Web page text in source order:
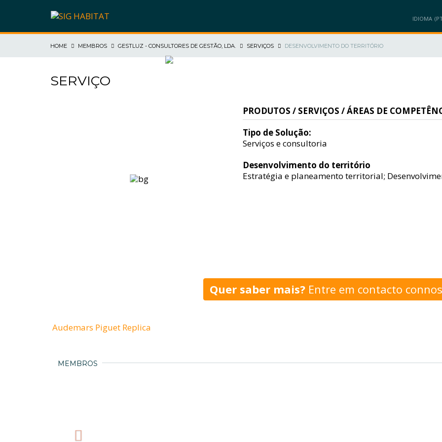
IDIOMA
HOME MEMBROS GESTLUZ - CONSULTORES DE GESTÃO, LDA. SERVIÇOS DESENVOLVIMENTO DO TERRITÓRIO
SERVIÇO
PRODUTOS / SERVIÇOS / ÁREAS DE
Tipo de Solução:
Serviços e consultoria
Desenvolvimento do território
Estratégia e planeamento territorial;
Quer saber mais?Entre em contacto
Audemars Piguet Replica
MEMBROS